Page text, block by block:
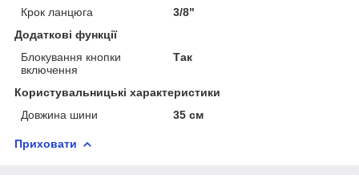
Крок ланцюга
3/8"
Додаткові функції
Блокування кнопки
включення
Так
Користувальницькі характеристики
Довжина шини
35 см
Приховати